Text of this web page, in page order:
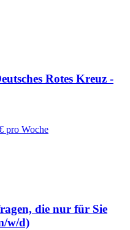
Rotes Kreuz -
pro Woche
die nur für Sie
w/d)